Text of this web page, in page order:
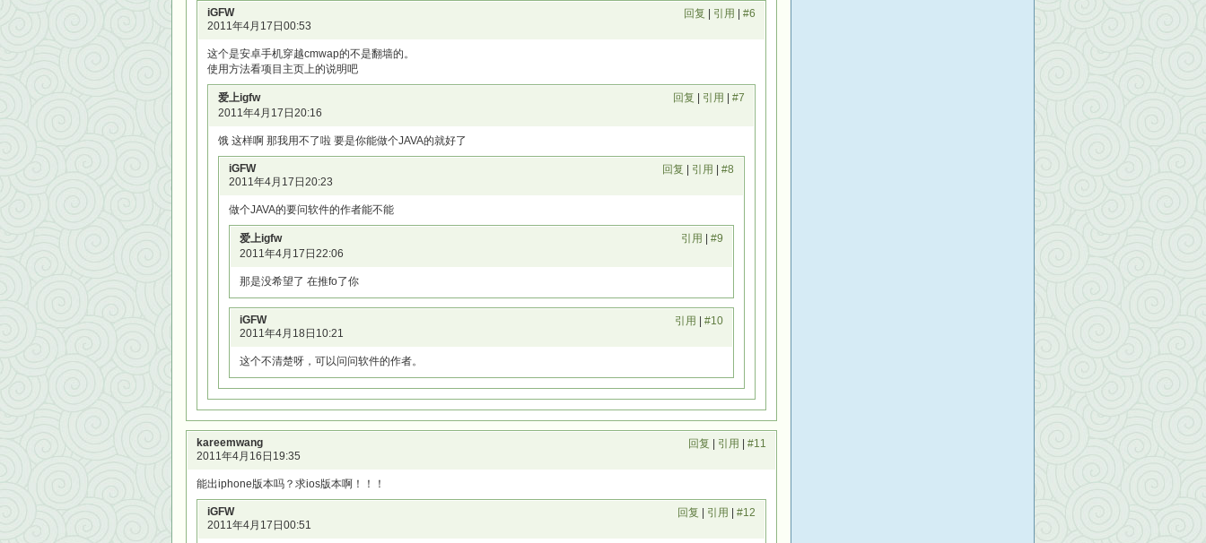
iGFW
2011年4月17日00:53
回复 引用 #6
这个是安卓手机穿越cmwap的不是翻墙的。
使用方法看项目主页上的说明吧
爱上igfw
2011年4月17日20:16
回复 引用 #7
饿 这样啊 那我用不了啦 要是你能做个JAVA的就好了
iGFW
2011年4月17日20:23
回复 引用 #8
做个JAVA的要问软件的作者能不能
爱上igfw
2011年4月17日22:06
引用 #9
那是没希望了 在推fo了你
iGFW
2011年4月18日10:21
引用 #10
这个不清楚呀，可以问问软件的作者。
kareemwang
2011年4月16日19:35
回复 引用 #11
能出iphone版本吗？求ios版本啊！！！
iGFW
2011年4月17日00:51
回复 引用 #12